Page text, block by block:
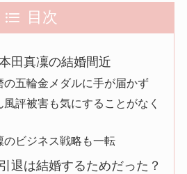
目次
田真凜の結婚間近
の五輪金メダルに手が届かず
評被害も気にすることがなく
のビジネス戦略も一転
退は結婚するためだった？